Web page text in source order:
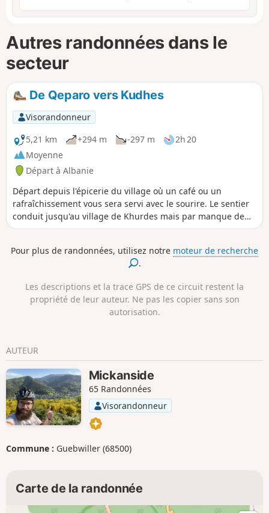
Autres randonnées dans le
secteur
De Qeparo vers Kudhes
Visorandonneur
5,21 km
+294 m -297 m
2h 20
Moyenne
Départ à Albanie
Départ depuis l'épicerie du village où un café ou un
rafraîchissement vous sera servi avec le sourire. Le sentier
conduit jusqu'au village de Khurdes mais par manque de
temps le retour est indiqué au milieu de la distance. Cette
montagnes. Le début du sentier démarre brut par une
montée entre les habitations pour rejoindre le Gr. Sur le
ruisseaux et autres plaisirs qu'offrent les paysages
d'Albanie. Prévoir de bonnes chaussures car le chemin est
exclusivement fait de pierre et se vétir d'un pantalon pour
Pour plus de randonnées, utilisez notre moteur de recherche
.
Les descriptions et la trace GPS de ce circuit restent la
propriété de leur auteur. Ne pas les copier sans son
autorisation.
AUTEUR
Mickanside
65 Randonnées
Visorandonneur
Commune : Guebwiller (68500)
Carte de la randonnée